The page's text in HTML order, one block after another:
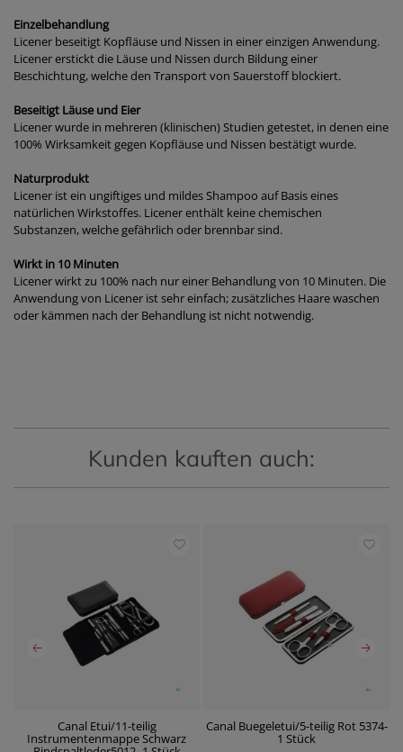
Einzelbehandlung
Licener beseitigt Kopfläuse und Nissen in einer einzigen Anwendung.
Licener erstickt die Läuse und Nissen durch Bildung einer
Beschichtung, welche den Transport von Sauerstoff blockiert.
Beseitigt Läuse und Eier
Licener wurde in mehreren (klinischen) Studien getestet, in denen eine
100% Wirksamkeit gegen Kopfläuse und Nissen bestätigt wurde.
Naturprodukt
Licener ist ein ungiftiges und mildes Shampoo auf Basis eines
natürlichen Wirkstoffes. Licener enthält keine chemischen
Substanzen, welche gefährlich oder brennbar sind.
Wirkt in 10 Minuten
Licener wirkt zu 100% nach nur einer Behandlung von 10 Minuten. Die
Anwendung von Licener ist sehr einfach; zusätzliches Haare waschen
oder kämmen nach der Behandlung ist nicht notwendig.
Kunden kauften auch:
Canal Etui/11-teilig
Instrumentenmappe Schwarz
Canal Buegeletui/5-teilig Rot 5374-
1 Stück
P